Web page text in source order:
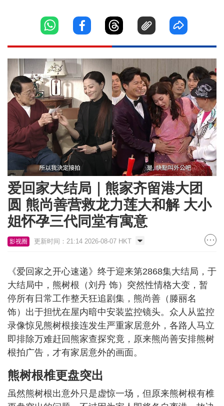
爱回家大结局｜熊家齐留港大团
圆 熊尚善营救龙力莲大和解 大小
姐怀孕三代同堂有寓意
影视圈 更新时间：21:14 2026-08-07 HKT
《爱回家之开心速递》终于迎来第2868集大结局，于
大结局中，熊树根（刘丹 饰）突然性情格大变，暂
停所有日常工作整天狂追剧集，熊尚善（滕丽名
饰）出于担忧在屋内暗中安装监控镜头。众人从监控
录像惊见熊树根接连发生严重家居意外，各路人马立
即排除万难赶回熊家查探究竟，原来熊尚善安排熊树
根拍广告，才有家居意外的画面。
熊树根椎更盘突出
虽然熊树根出意外只是虚惊一场，但原来熊树根有椎